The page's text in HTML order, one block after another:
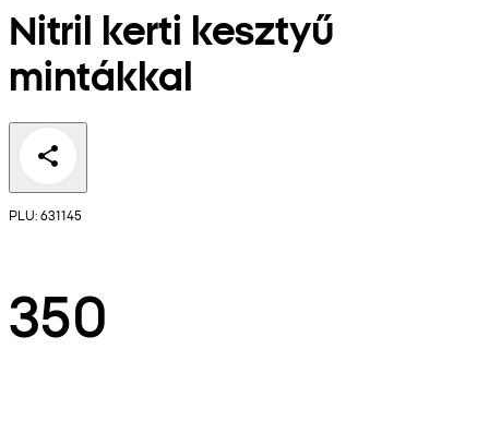
Nitril kerti kesztyű
mintákkal
PLU: 631145
350